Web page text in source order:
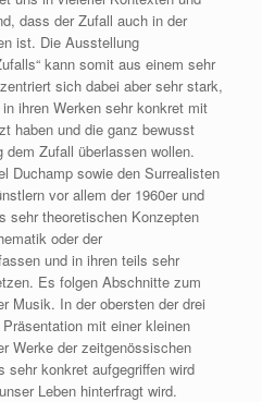
dass der Zufall auch in der
ist. Die Ausstellung
kann somit aus einem sehr
sich dabei aber sehr stark,
ihren Werken sehr konkret mit
haben und die ganz bewusst
dem Zufall überlassen wollen.
Duchamp sowie den Surrealisten
vor allem der 1960er und
sehr theoretischen Konzepten
oder der
und in ihren teils sehr
Es folgen Abschnitte zum
Musik. In der obersten der drei
mit einer kleinen
Werke der zeitgenössischen
sehr konkret aufgegriffen wird
Leben hinterfragt wird.